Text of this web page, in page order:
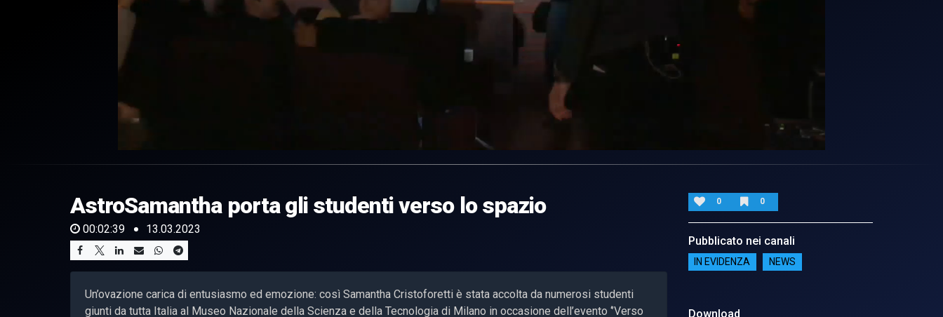
of
39
secondsVolume
0%
AstroSamantha porta gli studenti verso lo spazio
00:02:39 13.03.2023
Un’ovazione carica di entusiasmo ed emozione: così Samantha Cristoforetti è stata accolta da numerosi studenti
giunti da tutta Italia al Museo Nazionale della Scienza e della Tecnologia di Milano in occasione dell’evento ‘’Verso
0 0
Pubblicato nei canali
IN EVIDENZA NEWS
Download